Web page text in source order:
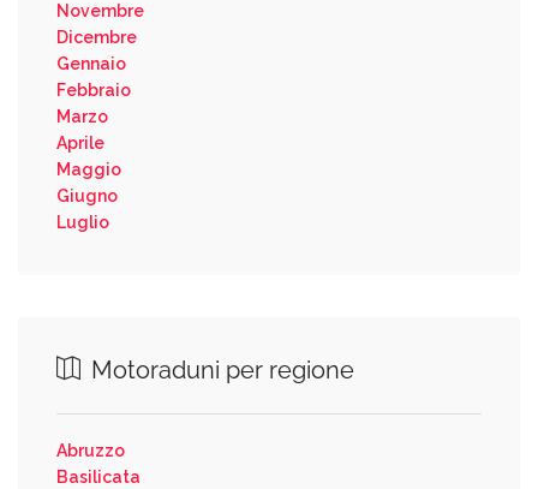
Novembre
Dicembre
Gennaio
Febbraio
Marzo
Aprile
Maggio
Giugno
Luglio
Motoraduni per regione
Abruzzo
Basilicata